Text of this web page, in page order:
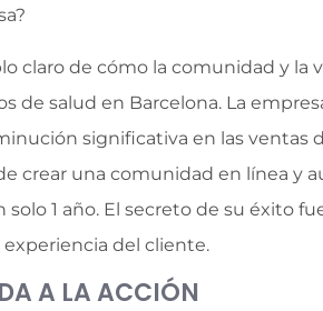
claro de cómo la comunidad y la
de salud en Barcelona. La
significativa en las ventas
crear una comunidad en línea y
solo 1 año. El secreto de su éxito
experiencia del cliente.
A LA ACCIÓN